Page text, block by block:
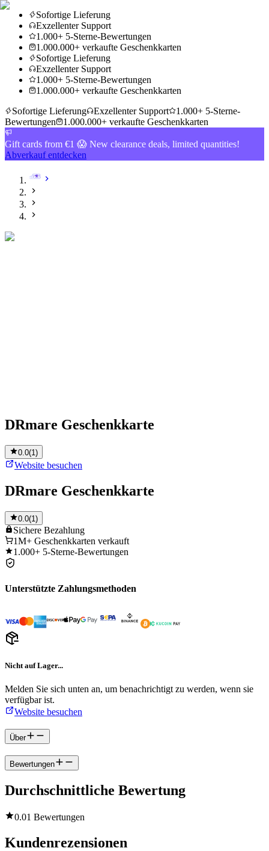
Sofortige Lieferung
Exzellenter Support
1.000+ 5-Sterne-Bewertungen
1.000.000+ verkaufte Geschenkkarten
Sofortige Lieferung
Exzellenter Support
1.000+ 5-Sterne-Bewertungen
1.000.000+ verkaufte Geschenkkarten
Sofortige Lieferung
Exzellenter Support
1.000+ 5-Sterne-
Bewertungen
1.000.000+ verkaufte Geschenkkarten
Gift cards from €1 😱 New clearance deals, limited quantities!
Abverkauf entdecken
DRmare Geschenkkarte
0.0(1 )
Website besuchen
DRmare Geschenkkarte
0.0(1)
Sichere Bezahlung
1M+ Geschenkkarten verkauft
1.000+ 5-Sterne-Bewertungen
Unterstützte Zahlungsmethoden
Nicht auf Lager...
Melden Sie sich unten an, um benachrichtigt zu werden, wenn sie
verfügbar ist.
Website besuchen
Über
Bewertungen
Durchschnittliche Bewertung
0.01 Bewertungen
Kundenrezensionen